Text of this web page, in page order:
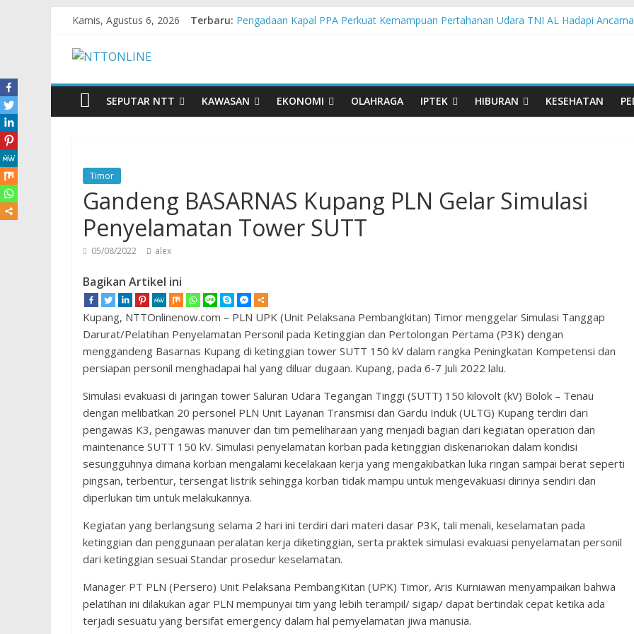
Kamis, Agustus 6, 2026 Terbaru: Pengadaan Kapal PPA Perkuat Kemampuan Pertahanan Udara TNI AL Hadapi
Kelurahan Manuaman Gelar Beragam Lomba Meriahkan HUT ke-81 RI
SEPUTAR NTT
KAWASAN EKONOMI OLAHRAGA IPTEK HIBURAN KESEHATAN
Timor
Gandeng BASARNAS Kupang PLN Gelar Simulasi
Penyelamatan Tower SUTT
05/08/2022 alex
Bagikan Artikel ini
Kupang, NTTOnlinenow.com – PLN UPK (Unit Pelaksana Pembangkitan) Timor menggelar Simulasi Tanggap
Darurat/Pelatihan Penyelamatan Personil pada Ketinggian dan Pertolongan Pertama (P3K) dengan
menggandeng Basarnas Kupang di ketinggian tower SUTT 150 kV dalam rangka Peningkatan Kompetensi dan
persiapan personil menghadapai hal yang diluar dugaan. Kupang, pada 6-7 Juli 2022 lalu.
Simulasi evakuasi di jaringan tower Saluran Udara Tegangan Tinggi (SUTT) 150 kilovolt (kV) Bolok – Tenau
dengan melibatkan 20 personel PLN Unit Layanan Transmisi dan Gardu Induk (ULTG) Kupang terdiri dari
pengawas K3, pengawas manuver dan tim pemeliharaan yang menjadi bagian dari kegiatan operation dan
maintenance SUTT 150 kV. Simulasi penyelamatan korban pada ketinggian diskenariokan dalam kondisi
sesungguhnya dimana korban mengalami kecelakaan kerja yang mengakibatkan luka ringan sampai berat seperti
pingsan, terbentur, tersengat listrik sehingga korban tidak mampu untuk mengevakuasi dirinya sendiri dan
diperlukan tim untuk melakukannya.
Kegiatan yang berlangsung selama 2 hari ini terdiri dari materi dasar P3K, tali menali, keselamatan pada
ketinggian dan penggunaan peralatan kerja diketinggian, serta praktek simulasi evakuasi penyelamatan personil
dari ketinggian sesuai Standar prosedur keselamatan.
Manager PT PLN (Persero) Unit Pelaksana PembangKitan (UPK) Timor, Aris Kurniawan menyampaikan bahwa
pelatihan ini dilakukan agar PLN mempunyai tim yang lebih terampil/ sigap/ dapat bertindak cepat ketika ada
terjadi sesuatu yang bersifat emergency dalam hal pemyelamatan jiwa manusia.